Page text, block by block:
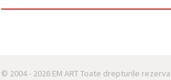
© 2004 - 2026 EM ART Toate drepturile